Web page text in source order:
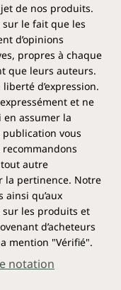
de nos produits.
le fait que les
d’opinions
propres à chaque
que leurs auteurs.
d’expression.
et ne
assumer la
publication vous
autre
la pertinence. Notre
qu’aux
sur les produits et
d’acheteurs
mention "Vérifié".
notation